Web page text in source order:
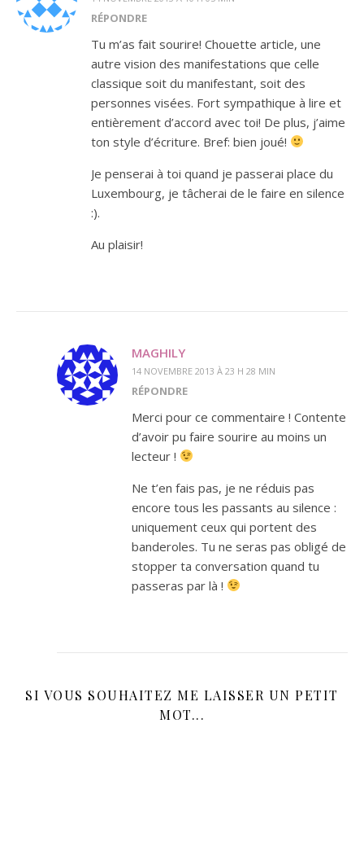
RÉPONDRE
Tu m’as fait sourire! Chouette article, une
autre vision des manifestations que celle
classique soit du manifestant, soit des
personnes visées. Fort sympathique à lire et
entièrement d’accord avec toi! De plus, j’aime
ton style d’écriture. Bref: bien joué!
Je penserai à toi quand je passerai place du
Luxembourg, je tâcherai de le faire en silence
:).
Au plaisir!
MAGHILY
14 NOVEMBRE 2013 À 23 H 28 MIN
RÉPONDRE
Merci pour ce commentaire ! Contente
d’avoir pu faire sourire au moins un
lecteur !
Ne t’en fais pas, je ne réduis pas
encore tous les passants au silence :
uniquement ceux qui portent des
banderoles. Tu ne seras pas obligé de
stopper ta conversation quand tu
passeras par là !
SI VOUS SOUHAITEZ ME LAISSER UN PETIT
MOT...